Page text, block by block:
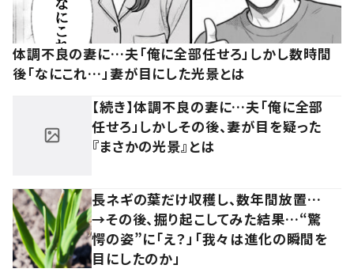
体調不良の妻に…夫「俺に全部任せろ」しかし数時間
後「なにこれ…」妻が目にした光景とは
【続き】体調不良の妻に…夫「俺に全部
任せろ」しかしその後、妻が目を疑った
『まさかの光景』とは
長ネギの葉だけ収穫し、数年間放置…
→その後、掘り起こしてみた結果…“驚
愕の姿”に「え？」「我々は進化の瞬間を
目にしたのか」